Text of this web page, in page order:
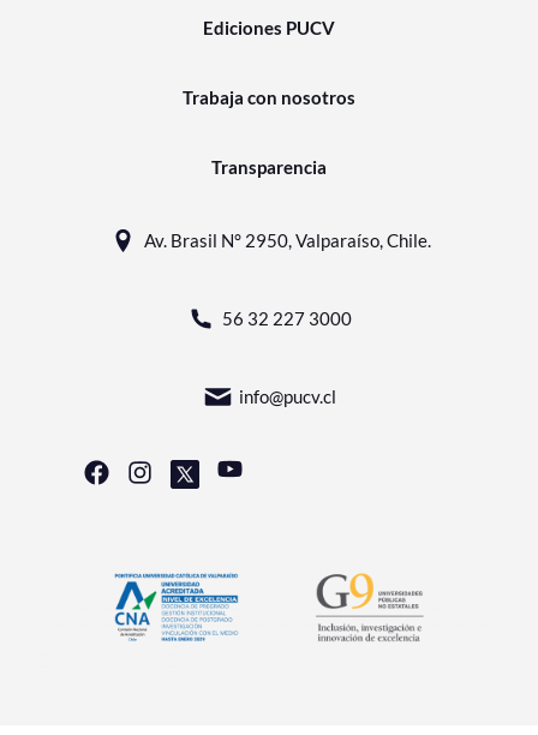
Ediciones PUCV
Trabaja con nosotros
Transparencia
Av. Brasil N° 2950, Valparaíso, Chile.
56 32 227 3000
info@pucv.cl